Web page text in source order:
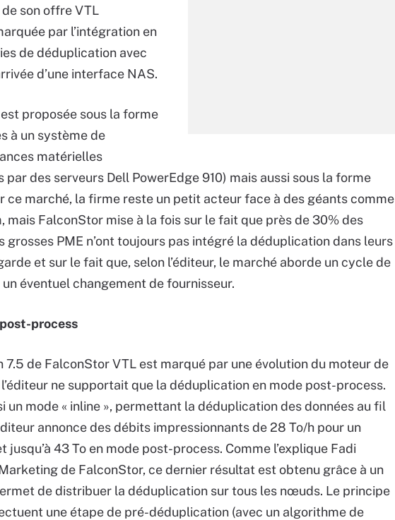
de son offre VTL
par l’intégration en
de déduplication avec
d’une interface NAS.
proposée sous la forme
à un système de
matérielles
des serveurs Dell PowerEdge 910) mais aussi sous la forme
ce marché, la firme reste un petit acteur face à des géants comme
mais FalconStor mise à la fois sur le fait que près de 30% des
grosses PME n’ont toujours pas intégré la déduplication dans leurs
et sur le fait que, selon l’éditeur, le marché aborde un cycle de
éventuel changement de fournisseur.
process
7.5 de FalconStor VTL est marqué par une évolution du moteur de
ne supportait que la déduplication en mode post-process.
un mode « inline », permettant la déduplication des données au fil
annonce des débits impressionnants de 28 To/h pour un
43 To en mode post-process. Comme l’explique Fadi
de FalconStor, ce dernier résultat est obtenu grâce à un
de distribuer la déduplication sur tous les nœuds. Le principe
une étape de pré-déduplication (avec un algorithme de